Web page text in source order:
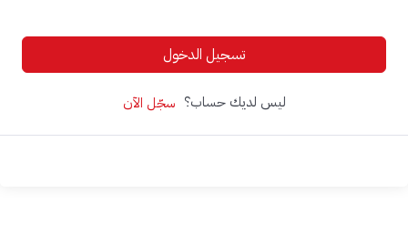
تسجيل الدخول
ليس لديك حساب؟ سجّل الآن